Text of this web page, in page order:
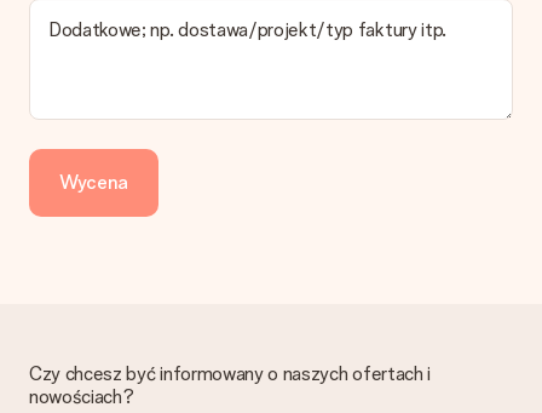
Zapłata
Dotpay, karta kredytowa, lub przelew bankowy. W przypadku
dni przedłużenia dostawy - kwota musi zostać zaksięgowana,
aby zamówienie trafiło do produkcji. Robiąc przelew, należy
wybrać Przelew Krajowy Europejski.
Czy faktura jest wysyłana razem z zamówieniem?
Dodatkowe; np. dostawa/projekt/typ faktury itp.
Wycena
Czy chcesz być informowany o naszych ofertach i
nowościach?